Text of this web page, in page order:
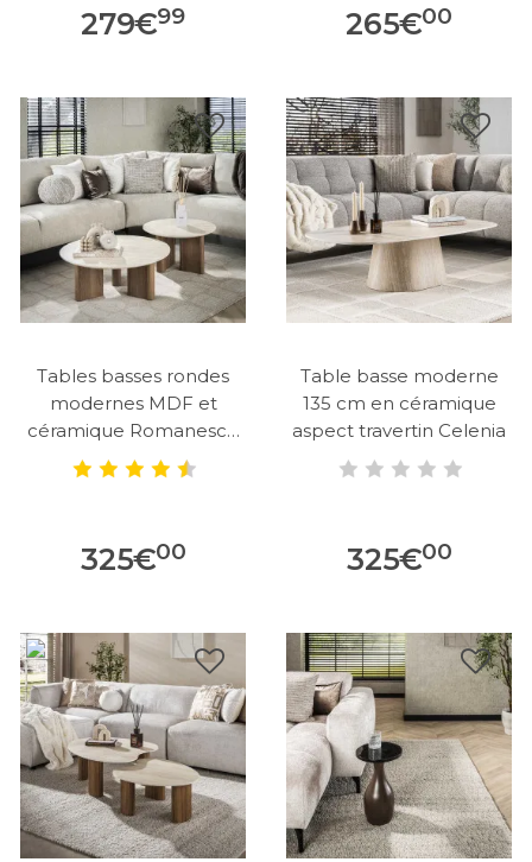
279€99 265€00
Tables basses rondes
modernes MDF et
céramique Romanesco
(lot de 2)
325€00
Table basse moderne
135 cm en céramique
aspect travertin Celenia
325€00